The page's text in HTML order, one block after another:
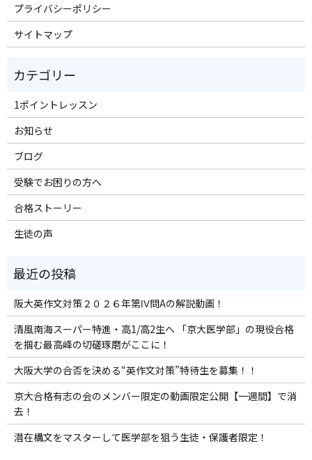
プライバシーポリシー
サイトマップ
1ポイントレッスン
お知らせ
ブログ
受験でお困りの方へ
合格ストーリー
生徒の声
阪大英作文対策２０２６年第Ⅳ問Aの解説動画！
清風南海スーパー特進・高1/高2生へ 「京大医学部」の現役合格
を掴む最高峰の切磋琢磨がここに！
大阪大学の合否を決める“英作文対策”特待生を募集！！
京大合格有志の会のメンバー限定の動画限定公開【一週間】で消
去！
潜在構文をマスターして医学部を狙う生徒・保護者限定！